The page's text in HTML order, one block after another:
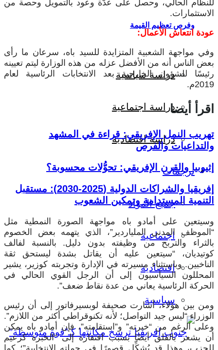
وفرص تعظيم القيمة
دراسة سياسية
دراسة اجتماعية
دراسة اقتصادية
ترجمات
جميع المواد
اجتماعية
اقتصادية
سياسية
للنظام الحالي، وحصل على عدَّة وعود بالتمويل وحصة من
الاستثمارات.
عودة انتعاش الأعمال:
وفي مواجهة الشعبية المتزايدة للسيد باه، سرعان ما رأى
بعض الناس أنه من الأفضل عزله من هذه الوزارة ليتم تعيينه
رئيسًا للشؤون الخارجية بعد الانتخابات الرئاسية لعام
2019م.
اقرأ أيضا
تهريب النمل الإفريقي: قراءة في المشهد
والتداعيات والفرص
إثيوبيا والقرن الإفريقي: تحوُّلات محسوبة؟
إفريقيا والشراكات الدولية (2025-2030): مستقبل
التنمية المستدامة وتمكين الشعوب
وسيتعين على أمادو باه مواجهة الصورة النمطية مثل
“الموظف المدني الملياردير”، الذي يتهمه بعض الخصوم
بالثراء والتربح من وظيفته بدون دليل. بالنسبة لفالف
كوتيديان، “سيتعين عليه أن يقاتل بشدة ليستحق ثقة
الناخبين. وباستثناء مسيرته في الإدارة وتجربته كوزير، يشير
المحللون السياسيون إلى أن الرجل القوي الحالي في
الحركة الرئاسية يعاني من عدة نقاط ضعف”.
ومن بين هؤلاء، أشارت صحيفة لوبسيرفاتور إلى أن رئيس
الوزراء “ليس جيد التواصل؛ لأنه تكنوقراطي أكثر من اللازم”.
وعلى الرغم من “خبرته” و”استقامته”، فإن أمادو باه يمكن
أن يشعر بالقلق أيضًا بسبب افتقاره إلى “الخبرة كزعيم